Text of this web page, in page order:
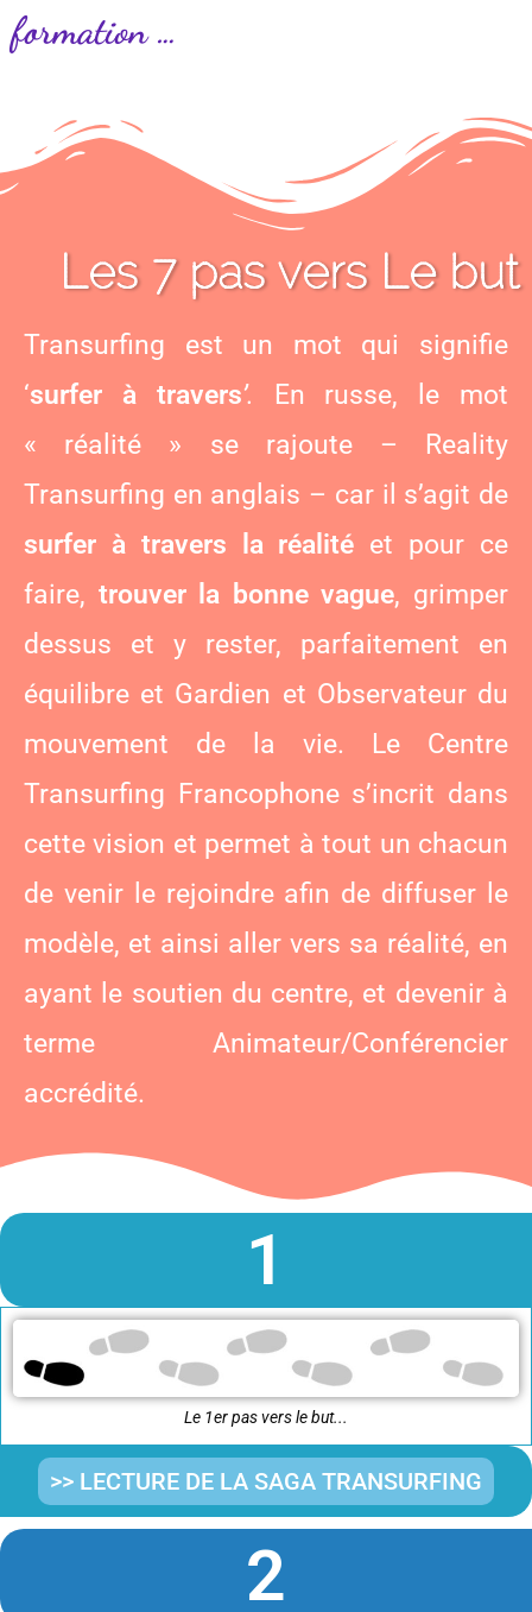
formation …
Les 7 pas vers Le but
Transurfing est un mot qui signifie
‘surfer à travers’. En russe, le mot
« réalité » se rajoute – Reality
Transurfing en anglais – car il s’agit de
surfer à travers la réalité et pour ce
faire, trouver la bonne vague, grimper
dessus et y rester, parfaitement en
équilibre et Gardien et Observateur du
mouvement de la vie. Le Centre
Transurfing Francophone s’incrit dans
cette vision et permet à tout un chacun
de venir le rejoindre afin de diffuser le
modèle, et ainsi aller vers sa réalité, en
ayant le soutien du centre, et devenir à
terme Animateur/Conférencier
accrédité.
1
Le 1er pas vers le but...
>> LECTURE DE LA SAGA TRANSURFING
2